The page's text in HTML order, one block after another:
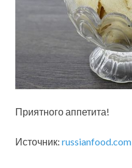
Приятного аппетита!
Источник: russianfood.com